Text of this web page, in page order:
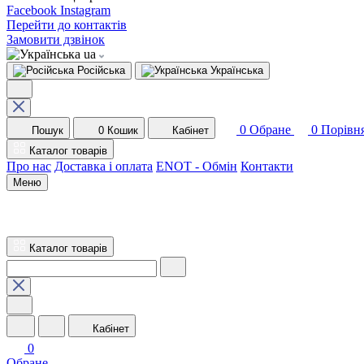
Facebook Instagram
Перейти до контактів
Замовити дзвінок
ua
Російська Українська
Пошук 0 Кошик Кабінет 0 Обране 0
Каталог товарів
Про нас Доставка і оплата ENOT - Обмін Контакти
Меню
Каталог товарів
Кабінет
0